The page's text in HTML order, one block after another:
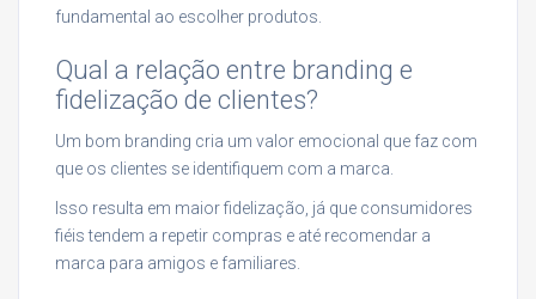
fundamental ao escolher produtos.
Qual a relação entre branding e
fidelização de clientes?
Um bom branding cria um valor emocional que faz com
que os clientes se identifiquem com a marca.
Isso resulta em maior fidelização, já que consumidores
fiéis tendem a repetir compras e até recomendar a
marca para amigos e familiares.